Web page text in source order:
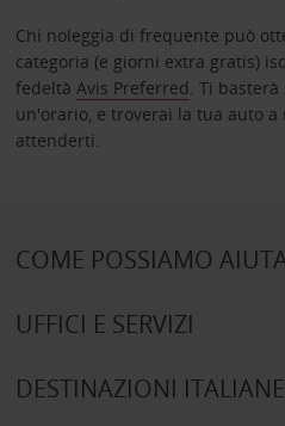
Chi noleggia di frequente può
categoria (e giorni extra gratis)
fedeltà Avis Preferred. Ti
un'orario, e troverai la tua auto a
attenderti.
COME POSSIAMO
UFFICI E SERVIZI
DESTINAZIONI